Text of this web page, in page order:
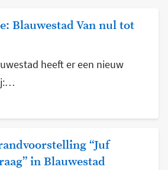
Blauwestad Van nul tot
heeft er een nieuw
“Juf
in Blauwestad